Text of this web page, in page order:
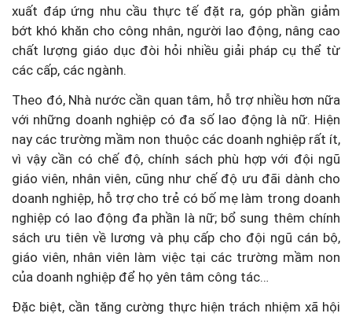
xuất đáp ứng nhu cầu thực tế đặt ra, góp phần giảm
bớt khó khăn cho công nhân, người lao động, nâng cao
chất lượng giáo dục đòi hỏi nhiều giải pháp cụ thể từ
các cấp, các ngành.
Theo đó, Nhà nước cần quan tâm, hỗ trợ nhiều hơn nữa
với những doanh nghiệp có đa số lao động là nữ. Hiện
nay các trường mầm non thuộc các doanh nghiệp rất ít,
vì vậy cần có chế độ, chính sách phù hợp với đội ngũ
giáo viên, nhân viên, cũng như chế độ ưu đãi dành cho
doanh nghiệp, hỗ trợ cho trẻ có bố mẹ làm trong doanh
nghiệp có lao động đa phần là nữ; bổ sung thêm chính
sách ưu tiên về lương và phụ cấp cho đội ngũ cán bộ,
giáo viên, nhân viên làm việc tại các trường mầm non
của doanh nghiệp để họ yên tâm công tác…
Đặc biệt, cần tăng cường thực hiện trách nhiệm xã hội